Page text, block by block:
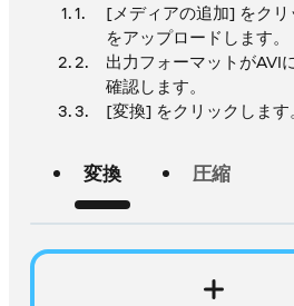
[メディアの追加] をク
をアップロードします。
出力フォーマットがAVI
確認します。
[変換] をクリックします。
変換 圧縮